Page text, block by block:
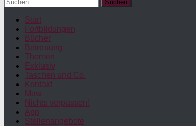
nach:
Start
Fortbildungen
Bücher
Betreuung
Themen
Exklusiv
Taschen und Co.
Kontakt
Maw
Nichts verpassen!
App
Stellenangebote